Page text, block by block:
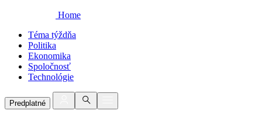
Home
Téma týždňa
Politika
Ekonomika
Spoločnosť
Technológie
Predplatné